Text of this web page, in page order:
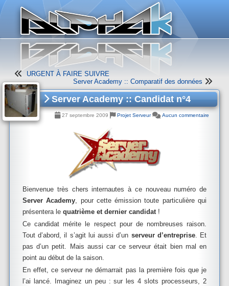
URGENT À FAIRE SUIVRE
Server Academy :: Comparatif des données
Server Academy :: Candidat n°4
27 septembre 2009 Projet Serveur Aucun commentaire
Bienvenue très chers internautes à ce nouveau numéro de
Server Academy, pour cette émission toute particulière qui
présentera le quatrième et dernier candidat !
Ce candidat mérite le respect pour de nombreuses raison.
Tout d’abord, il s’agit lui aussi d’un serveur d’entreprise. Et
pas d’un petit.
Mais aussi car ce serveur était bien mal en
point au début de la saison.
En effet, ce serveur ne démarrait pas la première fois que je
l’ai lancé. Imaginez un peu : sur les 4 slots processeurs, 2